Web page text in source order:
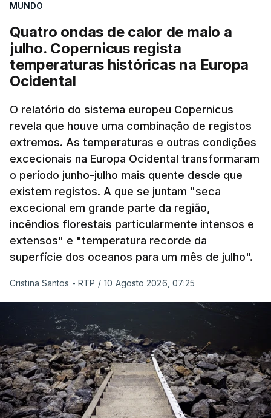
MUNDO
Quatro ondas de calor de maio a
julho. Copernicus regista
temperaturas históricas na Europa
Ocidental
O relatório do sistema europeu Copernicus
revela que houve uma combinação de registos
extremos. As temperaturas e outras condições
excecionais na Europa Ocidental transformaram
o período junho-julho mais quente desde que
existem registos. A que se juntam "seca
excecional em grande parte da região,
incêndios florestais particularmente intensos e
extensos" e "temperatura recorde da
superfície dos oceanos para um mês de julho".
Cristina Santos - RTP / 10 Agosto 2026, 07:25